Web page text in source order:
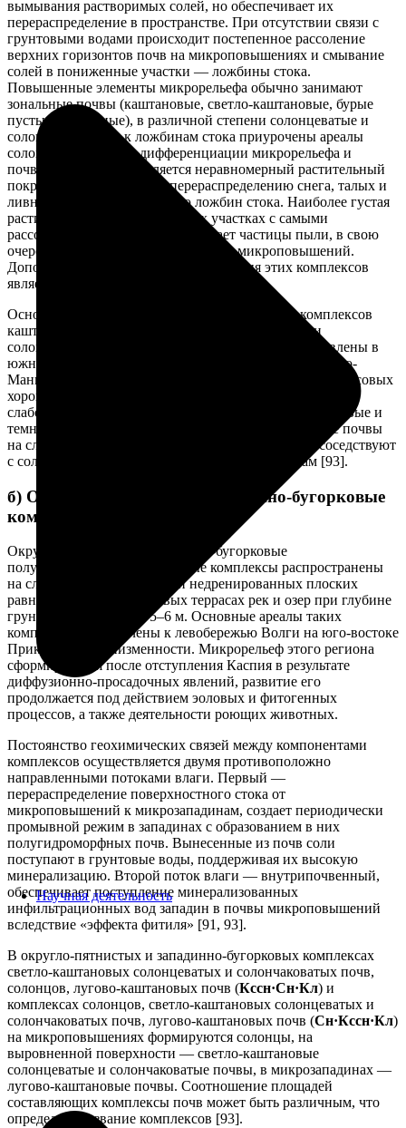
Научная деятельность
вымывания растворимых солей, но обеспечивает их
перераспределение в пространстве. При отсутствии связи с
грунтовыми водами происходит постепенное рассоление
верхних горизонтов почв на микроповышениях и смывание
солей в пониженные участки — ложбины стока.
Повышенные элементы микрорельефа обычно занимают
зональные почвы (каштановые, светло-каштановые, бурые
пустынно-степные), в различной степени солонцеватые и
солончаковатые, а к ложбинам стока приурочены ареалы
солонцов. Фактором дифференциации микрорельефа и
почвенного покрова является неравномерный растительный
покров, способствующий перераспределению снега, талых и
ливневых вод и образованию ложбин стока. Наиболее густая
растительность на повышенных участках с самыми
рассоленными почвами задерживает частицы пыли, в свою
очередь способствуя формированию микроповышений.
Дополнительным фактором образования этих комплексов
является деятельность землероев [91, 93].
Основные ареалы неупорядоченно-пятнистых комплексов
каштановых и темно-каштановых солонцеватых и
солончаковатых почв и солонцов (
) представлены в
южной части Ергенинской возвышенности, на Сальско-
Манычской гряде и на верхних террасах Маныча на лёссовых
хорошо дренированных возвышенных равнинах со
слабовыраженным микрорельефом. Фоновые каштановые и
темно-каштановые солонцеватые глубокозасоленные почвы
на слабовыраженных повышениях микрорельефа соседствуют
с солонцами по блюдцам западинам и потяжинам [93].
б) Округло-пятнистые и западинно-бугорковые
комплексы
Округло-пятнистые и западинно-бугорковые
полугидроморфные галогенные комплексы распространены
на слабодренированных или недренированных плоских
равнинах, а также на первых террасах рек и озер при глубине
грунтовых вод от 3 до 5–6 м. Основные ареалы таких
комплексов приурочены к левобережью Волги на юго-востоке
Прикаспийской низменности. Микрорельеф этого региона
сформировался после отступления Каспия в результате
диффузионно-просадочных явлений, развитие его
продолжается под действием эоловых и фитогенных
процессов, а также деятельности роющих животных.
Постоянство геохимических связей между компонентами
комплексов осуществляется двумя противоположно
направленными потоками влаги. Первый —
перераспределение поверхностного стока от
микроповышений к микрозападинам, создает периодически
промывной режим в западинах с образованием в них
полугидроморфных почв. Вынесенные из почв соли
поступают в грунтовые воды, поддерживая их высокую
минерализацию. Второй поток влаги — внутрипочвенный,
обеспечивает поступление минерализованных
инфильтрационных вод западин в почвы микроповышений
вследствие «эффекта фитиля» [91, 93].
В округло-пятнистых и западинно-бугорковых комплексах
светло-каштановых солонцеватых и солончаковатых почв,
солонцов, лугово-каштановых почв (Кссн·Сн·Кл) и
комплексах солонцов, светло-каштановых солонцеватых и
солончаковатых почв, лугово-каштановых почв (Сн·Кссн·Кл)
на микроповышениях формируются солонцы, на
выровненной поверхности — светло-каштановые
солонцеватые и солончаковатые почвы, в микрозападинах —
лугово-каштановые почвы. Соотношение площадей
составляющих комплексы почв может быть различным, что
определяет название комплексов [93].